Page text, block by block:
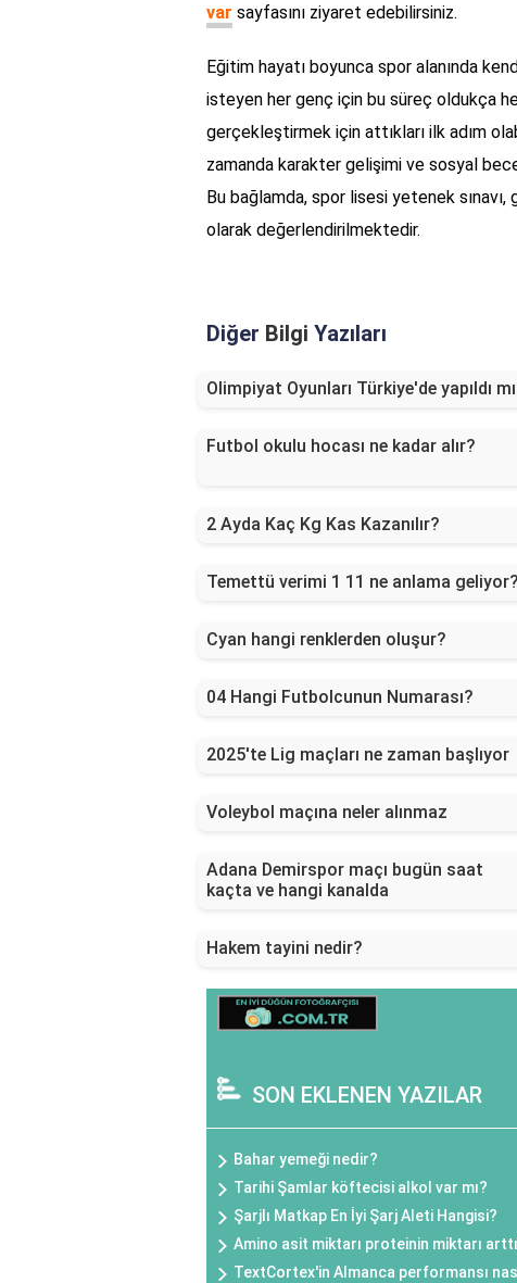
var sayfasını ziyaret edebilirsiniz.
Eğitim hayatı boyunca spor alanında
isteyen her genç için bu süreç oldukça
gerçekleştirmek için attıkları ilk adım
zamanda karakter gelişimi ve sosyal
Bu bağlamda, spor lisesi yetenek
olarak değerlendirilmektedir.
Diğer Bilgi Yazıları
Olimpiyat Oyunları Türkiye'de yapıldı mı
Futbol okulu hocası ne kadar alır?
2 Ayda Kaç Kg Kas Kazanılır?
Temettü verimi 1 11 ne anlama geliyor?
Cyan hangi renklerden oluşur?
04 Hangi Futbolcunun Numarası?
2025'te Lig maçları ne zaman başlıyor
Voleybol maçına neler alınmaz
Adana Demirspor maçı bugün saat
kaçta ve hangi kanalda
Hakem tayini nedir?
SON EKLENEN YAZILAR
Bahar yemeği nedir?
Tarihi Şamlar köftecisi alkol var mı?
Şarjlı Matkap En İyi Şarj Aleti Hangisi?
Amino asit miktarı proteinin miktarı
TextCortex'in Almanca performansı